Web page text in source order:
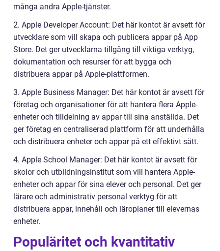
många andra Apple-tjänster.
2. Apple Developer Account: Det här kontot är avsett för
utvecklare som vill skapa och publicera appar på App
Store. Det ger utvecklarna tillgång till viktiga verktyg,
dokumentation och resurser för att bygga och
distribuera appar på Apple-plattformen.
3. Apple Business Manager: Det här kontot är avsett för
företag och organisationer för att hantera flera Apple-
enheter och tilldelning av appar till sina anställda. Det
ger företag en centraliserad plattform för att underhålla
och distribuera enheter och appar på ett effektivt sätt.
4. Apple School Manager: Det här kontot är avsett för
skolor och utbildningsinstitut som vill hantera Apple-
enheter och appar för sina elever och personal. Det ger
lärare och administrativ personal verktyg för att
distribuera appar, innehåll och läroplaner till elevernas
enheter.
Populäritet och kvantitativ